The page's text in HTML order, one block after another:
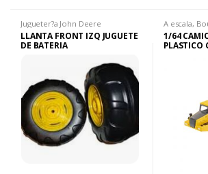
Jugueter?a John Deere
LLANTA FRONT IZQ JUGUETE
DE BATERIA
A escala,
Jugueter?a
John Deere
1/64
PLASTICO